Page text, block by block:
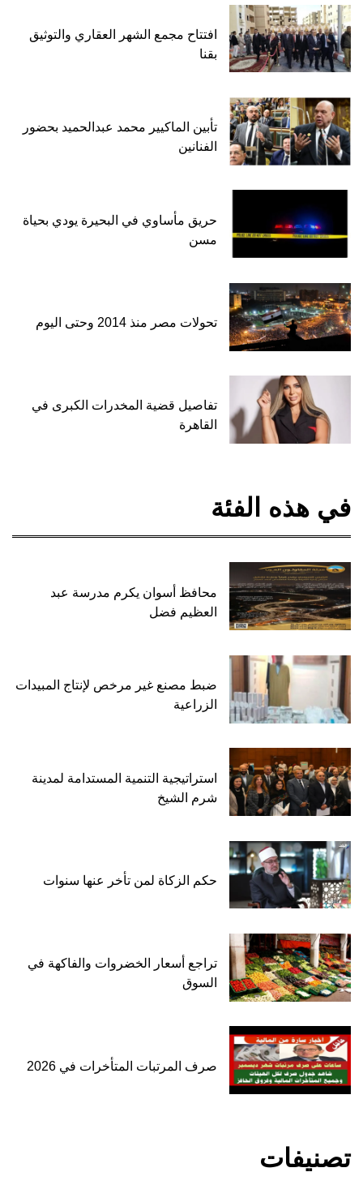
افتتاح مجمع الشهر العقاري والتوثيق
بقنا
تأبين الماكيير محمد عبدالحميد بحضور
الفنانين
حريق مأساوي في البحيرة يودي بحياة
مسن
تحولات مصر منذ 2014 وحتى اليوم
تفاصيل قضية المخدرات الكبرى في
القاهرة
في هذه الفئة
محافظ أسوان يكرم مدرسة عبد
العظيم فضل
ضبط مصنع غير مرخص لإنتاج المبيدات
الزراعية
استراتيجية التنمية المستدامة لمدينة
شرم الشيخ
حكم الزكاة لمن تأخر عنها سنوات
تراجع أسعار الخضروات والفاكهة في
السوق
صرف المرتبات المتأخرات في 2026
تصنيفات